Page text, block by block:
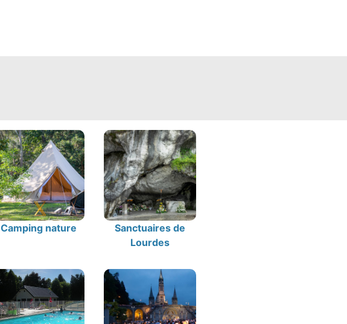
Camping nature
Sanctuaires de
Lourdes